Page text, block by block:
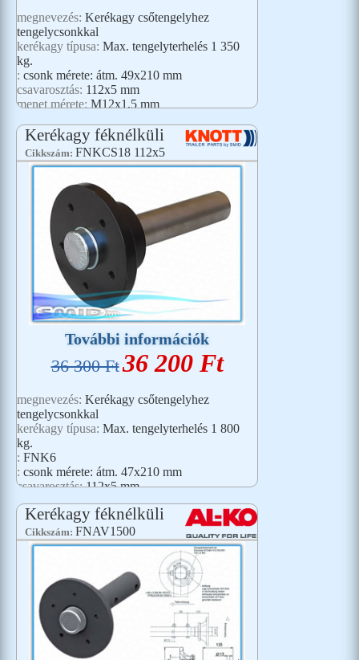
megnevezés: Kerékagy csőtengelyhez
tengelycsonkkal
kerékagy típusa: Max. tengelyterhelés 1 350
kg.
: csonk mérete: átm. 49x210 mm
csavarosztás: 112x5 mm
menet mérete: M12x1,5 mm
Kerékagy féknélküli
Cikkszám: FNKCS18 112x5
További információk
36 300 Ft36 200 Ft
megnevezés: Kerékagy csőtengelyhez
tengelycsonkkal
kerékagy típusa: Max. tengelyterhelés 1 800
kg.
: FNK6
: csonk mérete: átm. 47x210 mm
csavarosztás:112x5 mm
Kerékagy féknélküli
Cikkszám: FNAV1500